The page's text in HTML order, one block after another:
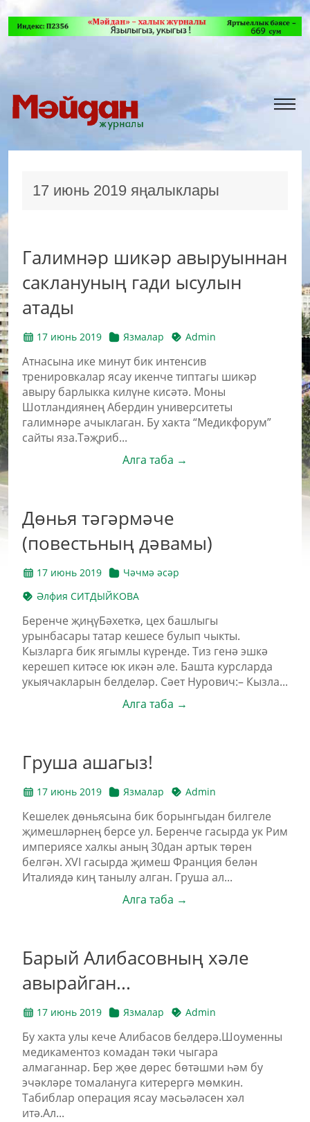
17 июнь 2019 яңалыклары
Галимнәр шикәр авыруыннан
саклануның гади ысулын
атады
17 июнь 2019 Язмалар Admin
Атнасына ике минут бик интенсив
тренировкалар ясау икенче типтагы шикәр
авыру барлыкка килүне кисәтә. Моны
Шотландиянең Абердин университеты
галимнәре ачыклаган. Бу хакта “Медикфорум”
сайты яза.Тәҗриб...
Алга таба →
Дөнья тәгәрмәче
(повестьның дәвамы)
17 июнь 2019
Чәчмә әсәр
Әлфия СИТДЫЙКОВА
Беренче җиңүБәхеткә, цех башлыгы
урынбасары татар кешесе булып чыкты.
Кызларга бик ягымлы күренде. Тиз генә эшкә
керешеп китәсе юк икән әле. Башта курсларда
укыячакларын белделәр. Сәет Нурович:– Кызла...
Алга таба →
Груша ашагыз!
17 июнь 2019 Язмалар Admin
Кешелек дөньясына бик борынгыдан билгеле
җимешләрнең берсе ул. Беренче гасырда ук Рим
империясе халкы аның 30дан артык төрен
белгән. XVI гасырда җимеш Франция белән
Италиядә киң танылу алган. Груша ал...
Алга таба →
Барый Алибасовның хәле
авырайган...
17 июнь 2019 Язмалар Admin
Бу хакта улы кече Алибасов белдерә.Шоуменны
медикаментоз комадан тәки чыгара
алмаганнар. Бер җөе дөрес бөтәшми һәм бу
эчәкләре томалануга китерергә мөмкин.
Табиблар операция ясау мәсьәләсен хәл
итә.Ал...